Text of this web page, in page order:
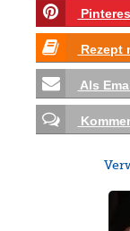
Rezept
Als